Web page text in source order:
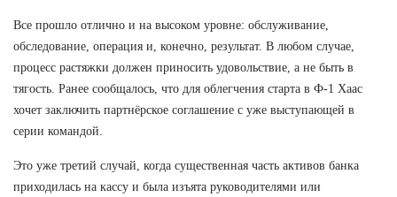
Все прошло отлично и на высоком уровне: обслуживание,
обследование, операция и, конечно, результат. В любом случае,
процесс растяжки должен приносить удовольствие, а не быть в
тягость. Ранее сообщалось, что для облегчения старта в Ф-1 Хаас
хочет заключить партнёрское соглашение с уже выступающей в
серии командой.
Это уже третий случай, когда существенная часть активов банка
приходилась на кассу и была изъята руководителями или